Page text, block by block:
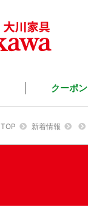
クーポン
TOP 新着情報